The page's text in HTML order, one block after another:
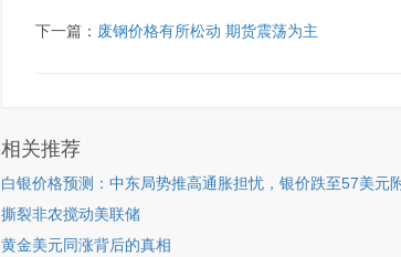
下一篇： 废钢价格有所松动 期货震荡为主
相关推荐
白银价格预测：中东局势推高通胀担忧，银价跌至57美元
撕裂非农搅动美联储
黄金美元同涨背后的真相